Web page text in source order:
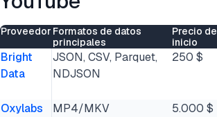
Proveedor Formatos de datos
principales
Precio de
inicio
Bright
Data
JSON, CSV, Parquet,
NDJSON
250 $
Oxylabs
MP4/MKV
5.000 $